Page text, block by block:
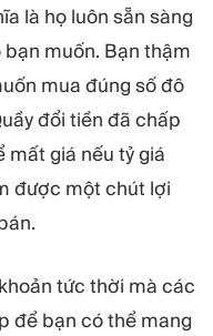
là họ luôn sẵn sàng
muốn. Bạn thậm
mua đúng số đô
đổi tiền đã chấp
mất giá nếu tỷ giá
được một chút lợi
tức thời mà các
để bạn có thể mang